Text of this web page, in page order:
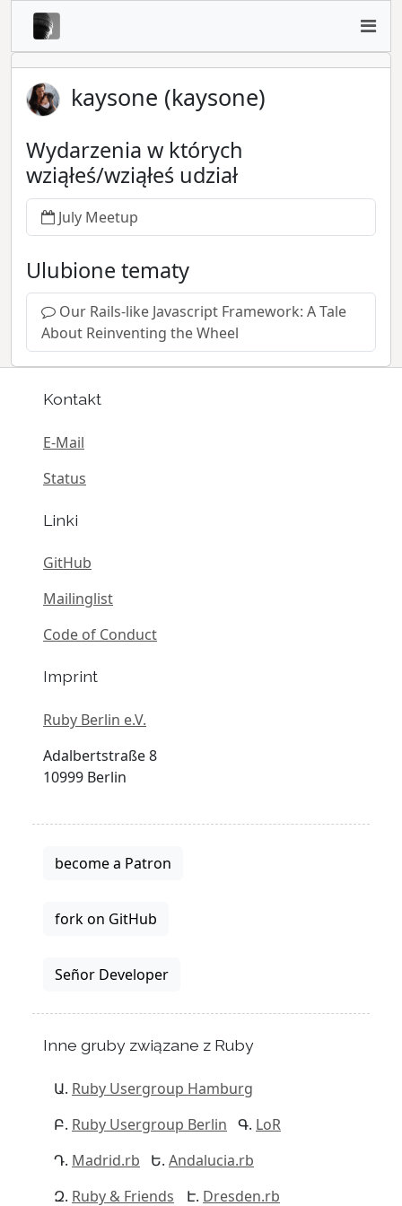
kaysone (kaysone)
Wydarzenia w których
wziąłeś/wziąłeś udział
July Meetup
Ulubione tematy
Our Rails-like Javascript Framework: A Tale
About Reinventing the Wheel
Kontakt
E-Mail
Status
Linki
GitHub
Mailinglist
Code of Conduct
Imprint
Ruby Berlin e.V.
Adalbertstraße 8
10999 Berlin
become a Patron
fork on GitHub
Señor Developer
Inne gruby związane z Ruby
Ruby Usergroup Hamburg
Ruby Usergroup Berlin
LoR
Madrid.rb
Andalucia.rb
Ruby & Friends
Dresden.rb